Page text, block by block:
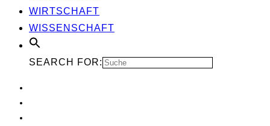
WIRT­SCHAFT
WIS­SEN­SCHAFT
SEARCH FOR: